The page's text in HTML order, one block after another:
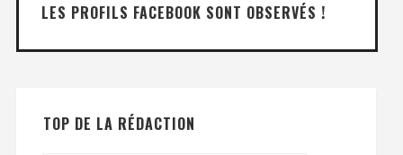
LES PROFILS FACEBOOK SONT OBSERVÉS !
TOP DE LA RÉDACTION